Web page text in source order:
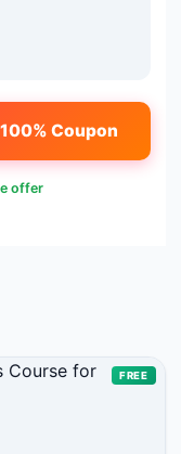
Coupon
offer
FREE